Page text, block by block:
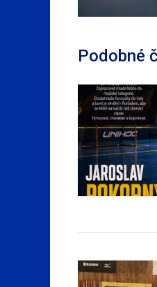
Podobné